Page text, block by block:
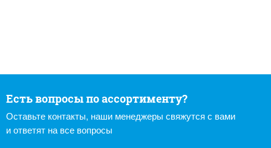
Есть вопросы по ассортименту?
Оставьте контакты, наши менеджеры свяжутся с вами
и ответят на все вопросы